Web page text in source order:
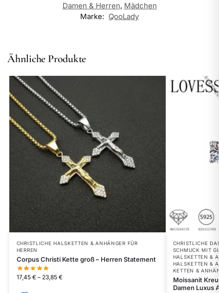
Damen & Herren, Mädchen
Marke: QooLady
Ähnliche Produkte
CHRISTLICHE HALSKETTEN & ANHÄNGER FÜR
HERREN
Corpus Christi Kette groß – Herren Statement
17,45 € – 23,85 €
CHRISTLICHE
SCHMUCK MIT
HALSKETTEN &
HALSKETTEN &
KETTEN &
Moissanit
Damen Luxus